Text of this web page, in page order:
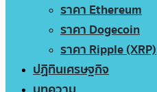
ราคา Ethereum
ราคา Dogecoin
ราคา Ripple (XRP)
ปฏิทินเศรษฐกิจ